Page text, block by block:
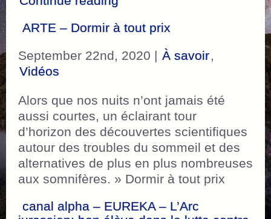
ARTE – Dormir à tout prix
September 22nd, 2020 | À savoir,
Vidéos
Alors que nos nuits n’ont jamais été
aussi courtes, un éclairant tour
d’horizon des découvertes scientifiques
autour des troubles du sommeil et des
alternatives de plus en plus nombreuses
aux somnifères. » Dormir à tout prix
canal alpha – EUREKA – L’Arc